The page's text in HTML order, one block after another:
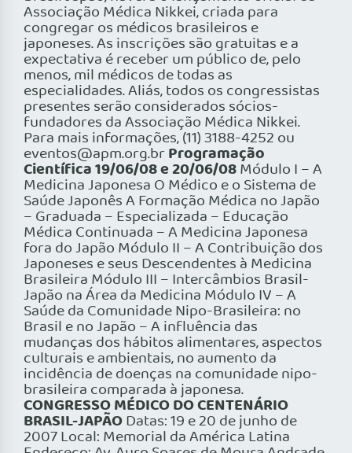
Associação Médica Nikkei, criada para
congregar os médicos brasileiros e
japoneses. As inscrições são gratuitas e a
expectativa é receber um público de, pelo
menos, mil médicos de todas as
especialidades. Aliás, todos os congressistas
presentes serão considerados sócios-
fundadores da Associação Médica Nikkei.
Para mais informações, (11) 3188-4252 ou
eventos@apm.org.brProgramação
Científica 19/06/08 e 20/06/08Módulo I – A
Medicina Japonesa O Médico e o Sistema de
Saúde Japonês A Formação Médica no Japão
– Graduada – Especializada – Educação
Médica Continuada – A Medicina Japonesa
fora do Japão Módulo II – A Contribuição dos
Japoneses e seus Descendentes à Medicina
Brasileira Módulo III – Intercâmbios Brasil-
Japão na Área da Medicina Módulo IV – A
Saúde da Comunidade Nipo-Brasileira: no
Brasil e no Japão – A influência das
mudanças dos hábitos alimentares, aspectos
culturais e ambientais, no aumento da
incidência de doenças na comunidade nipo-
brasileira comparada à japonesa.
CONGRESSO MÉDICO DO CENTENÁRIO
BRASIL-JAPÃODatas: 19 e 20 de junho de
2007 Local: Memorial da América Latina